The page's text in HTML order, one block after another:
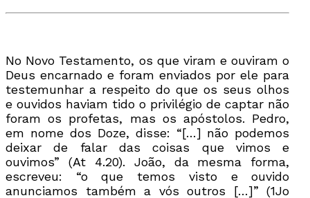
No Novo Testamento, os que viram e ouviram o
Deus encarnado e foram enviados por ele para
testemunhar a respeito do que os seus olhos
e ouvidos haviam tido o privilégio de captar não
foram os profetas, mas os apóstolos. Pedro,
em nome dos Doze, disse: “[…] não podemos
deixar de falar das coisas que vimos e
ouvimos” (At 4.20). João, da mesma forma,
escreveu: “o que temos visto e ouvido
anunciamos também a vós outros […]” (1Jo